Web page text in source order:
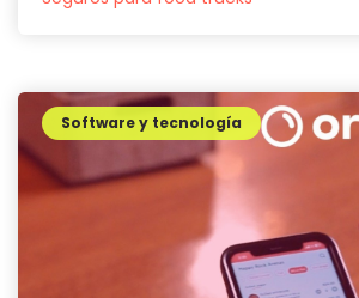
Software y tecnología